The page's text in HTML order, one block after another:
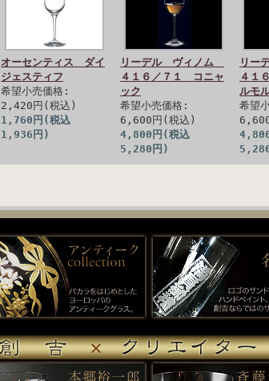
オーセンティス ダイ
ジェスティフ
希望小売価格:
2,420円(税込)
1,760円(税込
1,936円)
リーデル ヴィノム
４１６／７１ コニャ
ック
希望小売価格:
6,600円(税込)
4,800円(税込
5,280円)
リー
４１
ルモ
希望